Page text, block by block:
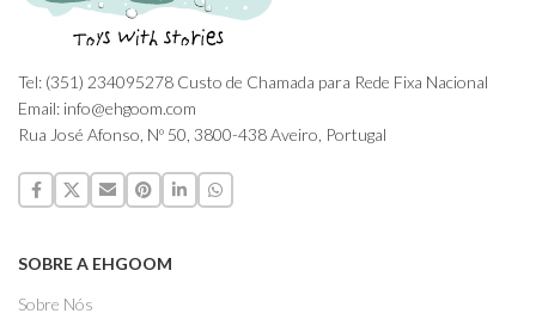
Tel: (351) 234095278 Custo de Chamada para Rede Fixa Nacional
Email: info@ehgoom.com
Rua José Afonso, Nº 50, 3800-438 Aveiro, Portugal
SOBRE A EHGOOM
Sobre Nós